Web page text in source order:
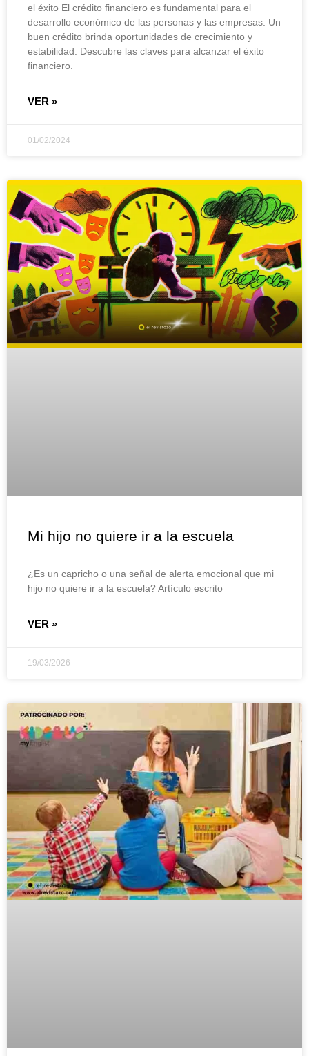
el éxito El crédito financiero es fundamental para el
desarrollo económico de las personas y las empresas. Un
buen crédito brinda oportunidades de crecimiento y
estabilidad. Descubre las claves para alcanzar el éxito
financiero.
VER »
01/02/2024
Mi hijo no quiere ir a la escuela
¿Es un capricho o una señal de alerta emocional que mi
hijo no quiere ir a la escuela? Artículo escrito
VER »
19/03/2026